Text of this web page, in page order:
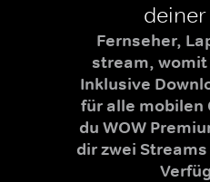
Fernseher,
stream,
Inklusive
für alle mobilen
du WOW
dir zwei